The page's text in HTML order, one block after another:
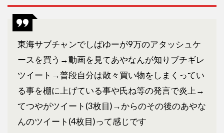
東海サブチャンでしばゆーが9万のアタッシュケ
ースを買う→動画を見てあやなんが知りブチギレ
ツイート→普段自分は散々買い物をしまくってい
る事を棚に上げている事や氏ね等の発言で炎上→
てつやがツイート(3枚目)→からのその後のあやな
んのツイート(4枚目)って感じです